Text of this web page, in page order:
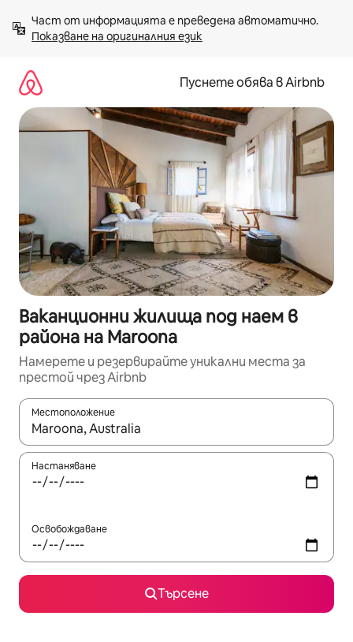
към
съдържанието
Показване на оригиналния език
Пуснете обява в Airbnb
Ваканционни жилища под наем в
района на Maroona
Намерете и резервирайте уникални места за
престой чрез Airbnb
Местоположение
Когато резултатите се покажат, използвайте
Настаняване
Освобождаване
Търсене